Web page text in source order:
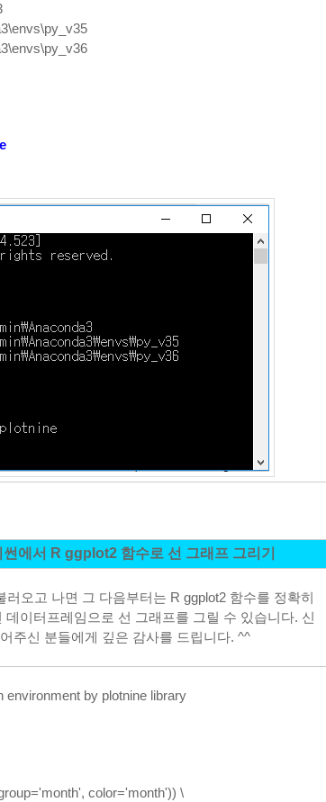
에서 R ggplot2 함수로 선 그래프 그리기
오고 나면 그 다음부터는 R ggplot2 함수를 정확히
이터프레임으로 선 그래프를 그릴 수 있습니다. 신
주신 분들에게 깊은 감사를 드립니다. ^^
environment by plotnine library
color='month')) \